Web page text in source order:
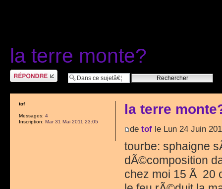
la terre monte?
RÃ©pondre
la terre
de tofle Lun 24 Juin
tourbe: sphaigne
dÃ©composition
chez moi 15 Ã 20
tof
Messages: 4
Inscription: Mar 31 Mai 2011 23:05